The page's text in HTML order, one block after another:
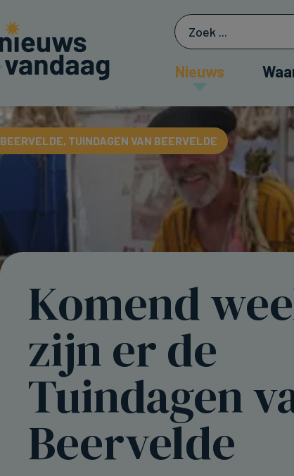
Nieuws
BEERVELDE, TUINDAGEN VAN BEERVELDE
Komend
zijn er de
Tuindagen
Beervelde